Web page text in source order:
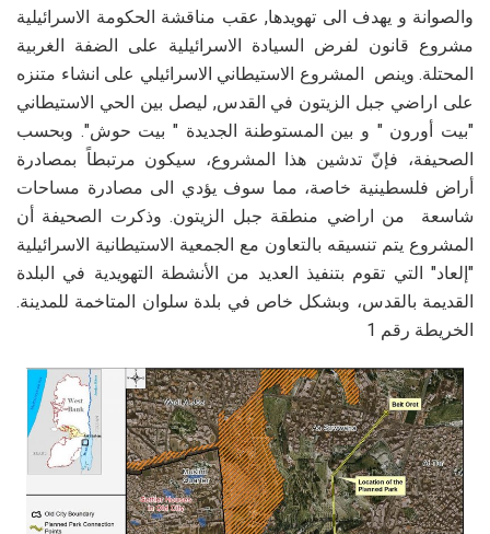
والصوانة و يهدف الى تهويدها, عقب مناقشة الحكومة الاسرائيلية
مشروع قانون لفرض السيادة الاسرائيلية على الضفة الغربية
المحتلة. وينص المشروع الاستيطاني الاسرائيلي على انشاء متنزه
على اراضي جبل الزيتون في القدس, ليصل بين الحي الاستيطاني
"بيت أورون " و بين المستوطنة الجديدة " بيت حوش". وبحسب
الصحيفة، فإنّ تدشين هذا المشروع، سيكون مرتبطاً بمصادرة
أراض فلسطينية خاصة، مما سوف يؤدي الى مصادرة مساحات
شاسعة من اراضي منطقة جبل الزيتون. وذكرت الصحيفة أن
المشروع يتم تنسيقه بالتعاون مع الجمعية الاستيطانية الاسرائيلية
"إلعاد" التي تقوم بتنفيذ العديد من الأنشطة التهويدية في البلدة
القديمة بالقدس، وبشكل خاص في بلدة سلوان المتاخمة للمدينة.
الخريطة رقم 1